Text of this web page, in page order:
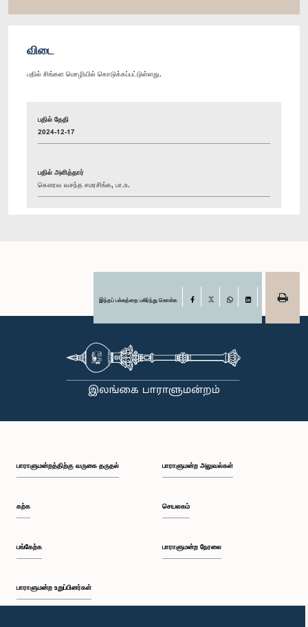
விடை
பதில் சிங்கள மொழியில் கொடுக்கப்பட்டுள்ளது.
பதில் தேதி
2024-12-17
பதில் அளித்தார்
கௌரவ வசந்த சமரசிங்க, பா.உ.
இந்தப் பக்கத்தை பகிர்ந்து கொள்க Facebook
பாராளுமன்றத்திற்கு வருகை தருதல்
கற்க
பங்கேற்க
பாராளுமன்ற உறுப்பினர்கள்
பாராளுமன்ற அலுவல்கள்
செயலகம்
பாராளுமன்ற நேரலை